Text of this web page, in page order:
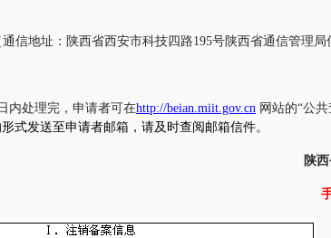
通信地址：陕西省西安市科技四路195号陕西省通信管理局
内处理完，申请者可在http://beian.miit.gov.cn 网站的“公
形式发送至申请者邮箱，请及时查阅邮箱信件。
陕